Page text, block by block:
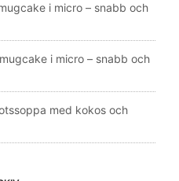
i micro – snabb och
i micro – snabb och
med kokos och